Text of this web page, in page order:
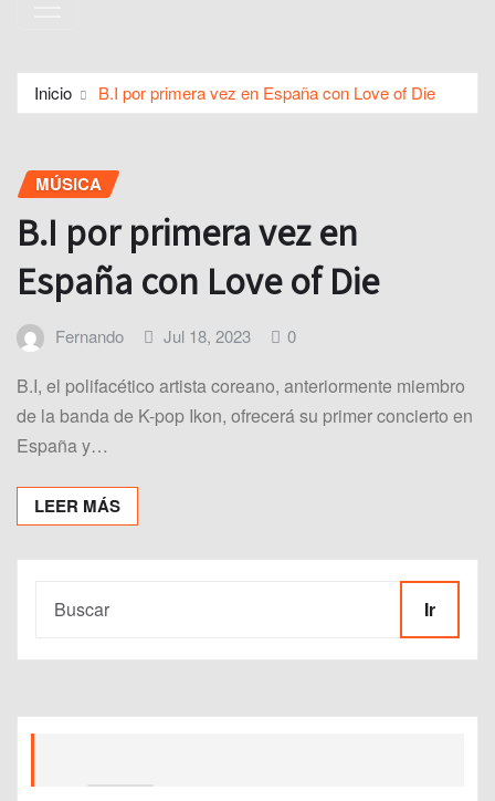
Inicio B.I por primera vez en España con Love of Die
MÚSICA
B.I por primera vez en
España con Love of Die
Fernando Jul 18, 2023 0
B.I, el polifacético artista coreano, anteriormente miembro
de la banda de K-pop Ikon, ofrecerá su primer concierto en
España y…
LEER MÁS
Ir